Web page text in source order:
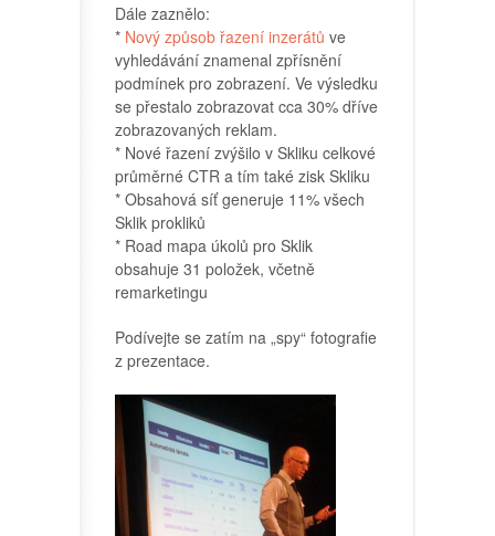
Dále zaznělo:
* Nový způsob řazení inzerátů ve
vyhledávání znamenal zpřísnění
podmínek pro zobrazení. Ve výsledku
se přestalo zobrazovat cca 30% dříve
zobrazovaných reklam.
* Nové řazení zvýšilo v Skliku celkové
průměrné CTR a tím také zisk Skliku
* Obsahová síť generuje 11% všech
Sklik prokliků
* Road mapa úkolů pro Sklik
obsahuje 31 položek, včetně
remarketingu
Podívejte se zatím na „spy“ fotografie
z prezentace.